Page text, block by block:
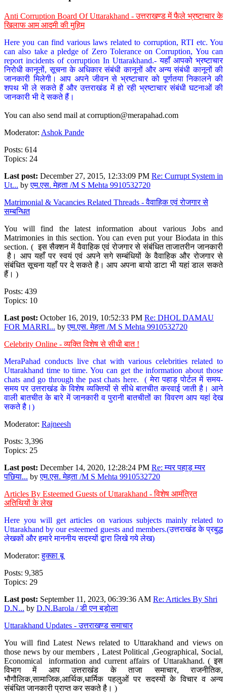
Anti Corruption Board Of Uttarakhand - उत्तराखण्ड में फैले भ्रष्टाचार के
खिलाफ आम आदमी की मुहिम
Here you can find various laws related to corruption, RTI etc. You
can also take a pledge of Zero Tolerance on Corruption, You can
report incidents of corruption In Uttarakhand.- यहाँ आपको भ्रष्टाचार
निरोधी कानूनों, सूचना के अधिकार संबंधी कानूनों और अन्य संबंधी कानूनों की
जानकारी मिलेगी। आप अपने जीवन से भ्रष्टाचार को पूर्णतया निकालने की
शपथ भी ले सकते हैं और उत्तराखंड में हो रही भ्रष्टाचार संबंधी घटनाओं की
जानकारी भी दे सकते हैं।
You can also send mail at corruption@merapahad.com
Moderator: Ashok Pande
Posts: 614
Topics: 24
Last post: December 27, 2015, 12:33:09 PM Re: Currupt System in
Ut... byएम.एस. मेहता /M S Mehta 9910532720
Matrimonial & Vacancies Related Threads - वैवाहिक एवं रोजगार से
सम्बन्धित
You will find the latest information about various Jobs and
Matrimonies in this section. You can even put your Biodata in this
section. ( इस सैक्शन में वैवाहिक एवं रोजगार से संबंधित ताजातरीन जानकारी
है। आप यहाँ पर स्वयं एवं अपने सगे सम्बंधियों के वैवाहिक और रोजगार से
संबंधित सूचना यहाँ पर दे सकते है। आप अपना बायो डाटा भी यहां डाल सकते
हैं। )
Posts: 439
Topics: 10
Last post: October 16, 2019, 10:52:33 PM Re: DHOL DAMAU
FOR MARRI... byएम.एस. मेहता /M S Mehta 9910532720
Celebrity Online - व्यक्ति विशेष से सीधी बात !
MeraPahad conducts live chat with various celebrities related to
Uttarakhand time to time. You can get the information about those
chats and go through the past chats here. ( मेरा पहाड़ पोर्टल में समय-
समय पर उत्तराखंड के विशेष व्यक्तियों से सीधे बातचीत करवाई जाती है। आने
वाली बातचीत के बारे में जानकारी व पुरानी बातचीतों का विवरण आप यहां देख
सकते है।)
Moderator: Rajneesh
Posts: 3,396
Topics: 25
Last post: December 14, 2020, 12:28:24 PM Re: म्यर पहाड़ म्यर
पछिया... byएम.एस. मेहता /M S Mehta 9910532720
Articles By Esteemed Guests of Uttarakhand - विशेष आमंत्रित
अतिथियों के लेख
Here you will get articles on various subjects mainly related to
Uttarakhand by our esteemed guests and members.(उत्तराखंड के प्रबुद्ध
लेखकों और हमारे माननीय सदस्यों द्वारा लिखे गये लेख)
Moderator:हुक्का बू
Posts: 9,385
Topics: 29
Last post: September 11, 2023, 06:39:36 AM Re: Articles By Shri
D.N... by D.N.Barola / डी एन बड़ोला
Uttarakhand Updates - उत्तराखण्ड समाचार
You will find Latest News related to Uttarakhand and views on
those news by our members , Latest Political ,Geographical, Social,
Economical information and current affairs of Uttarakhand. ( इस
विभाग में आप उत्तराखंड के ताजा समाचार, राजनीतिक,
भौगौलिक,सामाजिक,आर्थिक,धार्मिक पहलुओं पर सदस्यों के विचार व अन्य
संबंधित जानकारी प्राप्त कर सकते है। )